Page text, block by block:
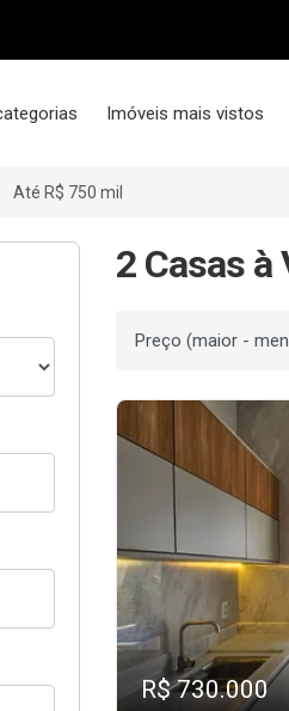
Imóveis mais vistos
Até R$ 750 mil
2 Casas à
Ordenar por
R$ 730.000